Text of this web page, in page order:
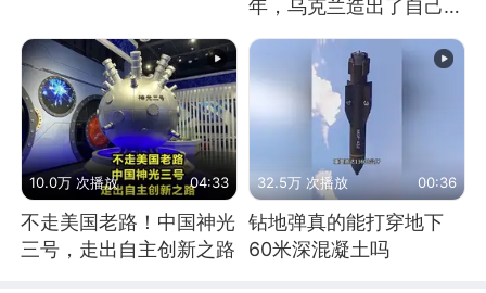
年，乌克兰造出了自己
10.0万 次播放 04:33
不走美国老路！中国神光
三号，走出自主创新之路
32.5万 次播放 00:36
钻地弹真的能打穿地下
60米深混凝土吗